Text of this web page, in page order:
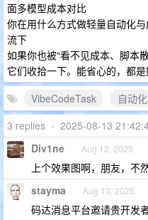
面多模型成本对比
你在用什么方式做轻量自动化
流下
如果你也被“看不见成本、脚本
它们收拾一下。能省心的，都是
VibeCodeTask
自动
3 replies • 2025-08-13
Div1ne Aug 12, 2025
上个效果图啊，朋友，不
stayma Aug 13, 2025
码达消息平台邀请贵开发